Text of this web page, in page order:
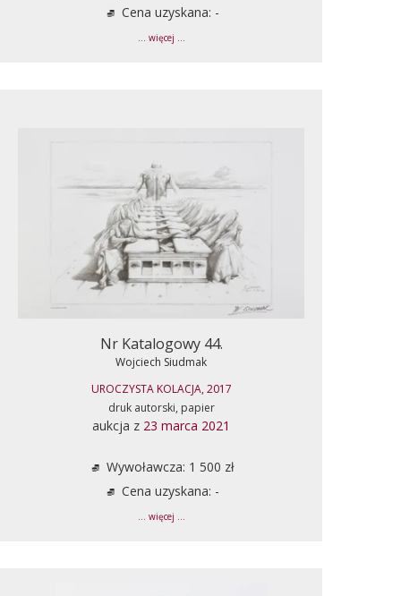
Cena uzyskana: -
... więcej ...
Nr Katalogowy 44.
Wojciech Siudmak
UROCZYSTA KOLACJA, 2017
druk autorski, papier
aukcja z 23 marca 2021
Wywoławcza: 1 500 zł
Cena uzyskana: -
... więcej ...